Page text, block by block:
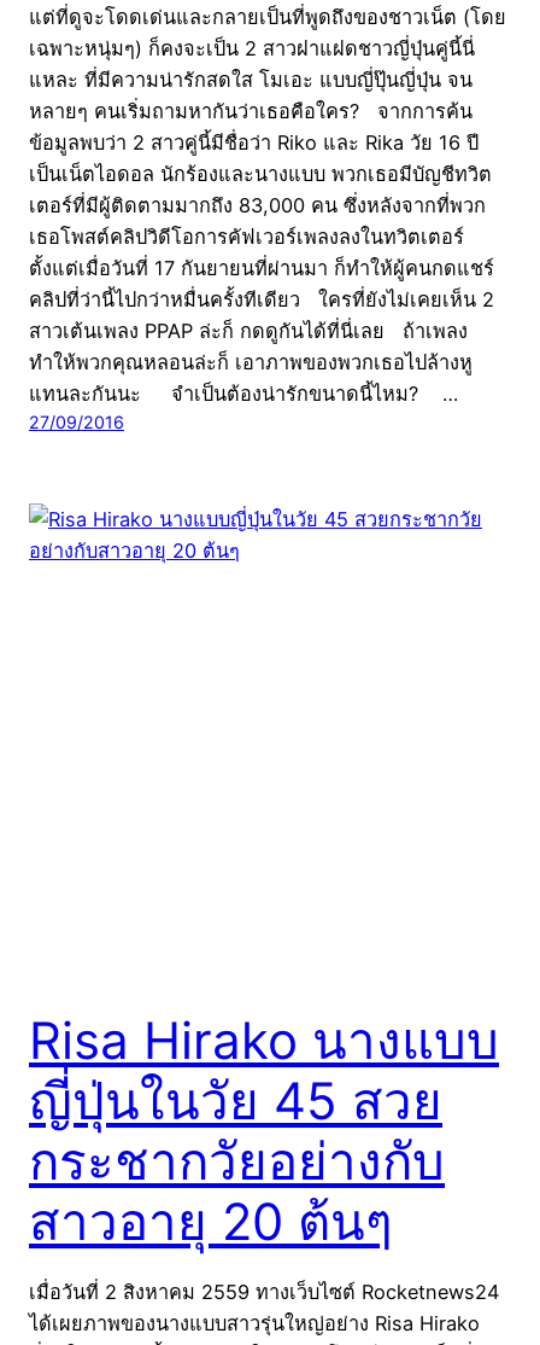
แต่ที่ดูจะโดดเด่นและกลายเป็นที่พูดถึงของชาวเน็ต (โดย
เฉพาะหนุ่มๆ) ก็คงจะเป็น 2 สาวฝาแฝดชาวญี่ปุ่นคู่นี้นี่
แหละ ที่มีความน่ารักสดใส โมเอะ แบบญี่ปุ๊นญี่ปุ่น จน
หลายๆ คนเริ่มถามหากันว่าเธอคือใคร? จากการค้น
ข้อมูลพบว่า 2 สาวคู่นี้มีชื่อว่า Riko และ Rika วัย 16 ปี
เป็นเน็ตไอดอล นักร้องและนางแบบ พวกเธอมีบัญชีทวิต
เตอร์ที่มีผู้ติดตามมากถึง 83,000 คน ซึ่งหลังจากที่พวก
เธอโพสต์คลิปวิดีโอการคัฟเวอร์เพลงลงในทวิตเตอร์
ตั้งแต่เมื่อวันที่ 17 กันยายนที่ผ่านมา ก็ทำให้ผู้คนกดแชร์
คลิปที่ว่านี้ไปกว่าหมื่นครั้งทีเดียว ใครที่ยังไม่เคยเห็น 2
สาวเต้นเพลง PPAP ล่ะก็ กดดูกันได้ที่นี่เลย ถ้าเพลง
ทำให้พวกคุณหลอนล่ะก็ เอาภาพของพวกเธอไปล้างหู
แทนละกันนะ จำเป็นต้องน่ารักขนาดนี้ไหม? …
27/09/2016
Risa Hirako นางแบบ
ญี่ปุ่นในวัย 45 สวย
กระชากวัยอย่างกับ
สาวอายุ 20 ต้นๆ
เมื่อวันที่ 2 สิงหาคม 2559 ทางเว็บไซต์ Rocketnews24
ได้เผยภาพของนางแบบสาวรุ่นใหญ่อย่าง Risa Hirako